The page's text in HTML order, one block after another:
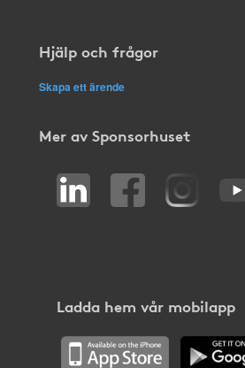
Hjälp och frågor
Skapa ett ärende
Mer av Sponsorhuset
Ladda hem vår mobilapp